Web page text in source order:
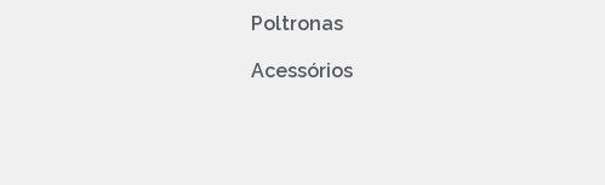
Poltronas
Acessórios